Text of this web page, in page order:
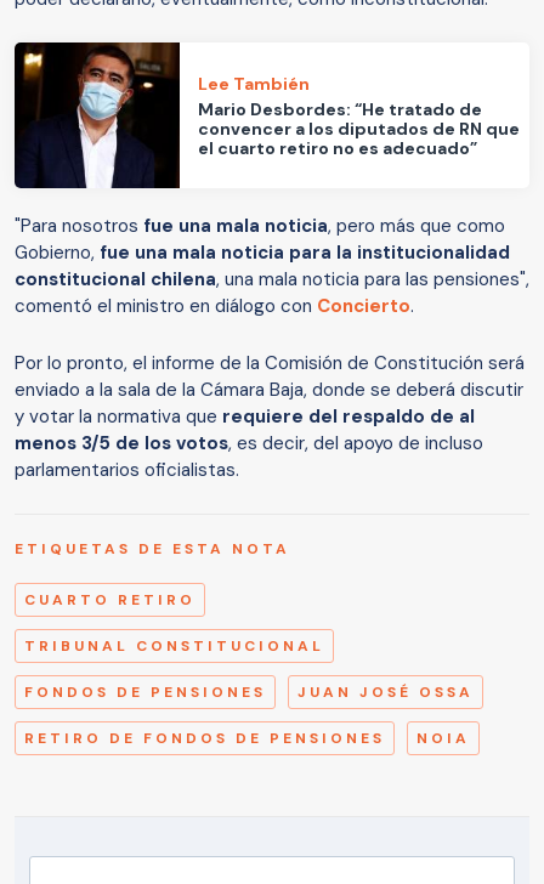
Lee También
Mario Desbordes: “He tratado de
convencer a los diputados de RN que
el cuarto retiro no es adecuado”
"Para nosotros fue una mala noticia, pero más que como
Gobierno, fue una mala noticia para la institucionalidad
constitucional chilena, una mala noticia para las pensiones",
comentó el ministro en diálogo con Concierto.
Por lo pronto, el informe de la Comisión de Constitución será
enviado a la sala de la Cámara Baja, donde se deberá discutir
y votar la normativa que requiere del respaldo de al
menos 3/5 de los votos, es decir, del apoyo de incluso
parlamentarios oficialistas.
ETIQUETAS DE ESTA NOTA
CUARTO RETIRO
TRIBUNAL CONSTITUCIONAL
FONDOS DE PENSIONES JUAN JOSÉ OSSA
RETIRO DE FONDOS DE PENSIONES NOIA